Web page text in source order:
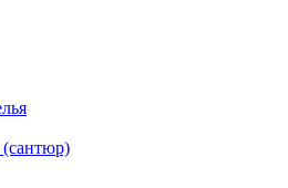
(сантюр)